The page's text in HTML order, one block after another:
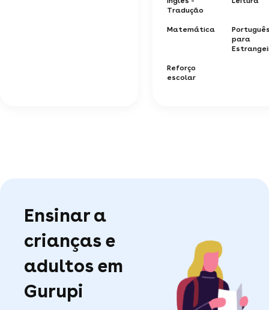
Tradução
Matemática
para
Reforço
escolar
Ensinar a
crianças e
adultos em
Gurupi